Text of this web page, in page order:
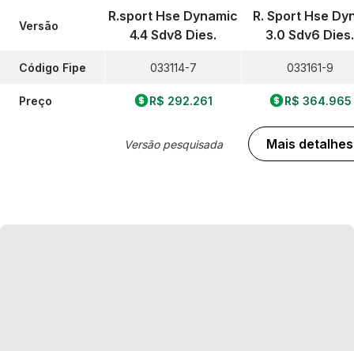
Versão
Código Fipe
Preço
R.sport Hse Dynamic
4.4 Sdv8 Dies.
033114-7
R$ 292.261
Versão pesquisada
R. Sport Hse
3.0 Sdv6 Dies.
033161-9
R$ 364.965
Mais detalhes